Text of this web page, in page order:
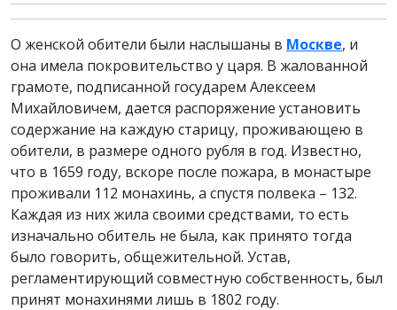
О женской обители были наслышаны в Москве, и
она имела покровительство у царя. В жалованной
грамоте, подписанной государем Алексеем
Михайловичем, дается распоряжение установить
содержание на каждую старицу, проживающею в
обители, в размере одного рубля в год. Известно,
что в 1659 году, вскоре после пожара, в монастыре
проживали 112 монахинь, а спустя полвека – 132.
Каждая из них жила своими средствами, то есть
изначально обитель не была, как принято тогда
было говорить, общежительной. Устав,
регламентирующий совместную собственность, был
принят монахинями лишь в 1802 году.